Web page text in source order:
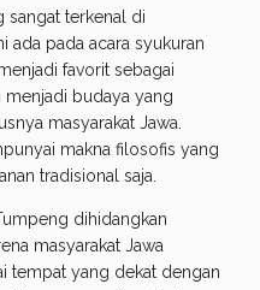
sangat terkenal di
ada pada acara syukuran
favorit sebagai
menjadi budaya yang
masyarakat Jawa.
makna filosofis yang
tradisional saja.
dihidangkan
masyarakat Jawa
tempat yang dekat dengan